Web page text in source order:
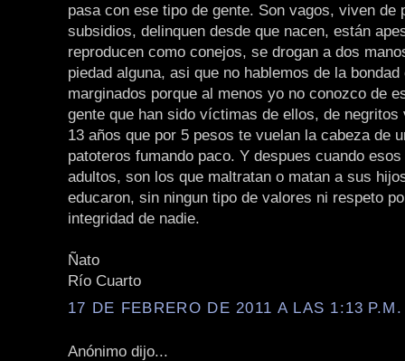
pasa con ese tipo de gente. Son vagos, viven de
subsidios, delinquen desde que nacen, están
reproducen como conejos, se drogan a dos
piedad alguna, asi que no hablemos de la bondad
marginados porque al menos yo no conozco de
gente que han sido víctimas de ellos, de negritos
13 años que por 5 pesos te vuelan la cabeza de
patoteros fumando paco. Y despues cuando
adultos, son los que maltratan o matan a sus
educaron, sin ningun tipo de valores ni respeto
integridad de nadie.
Ñato
Río Cuarto
17 DE FEBRERO DE 2011 A LAS 1:13 P.M.
Anónimo dijo...